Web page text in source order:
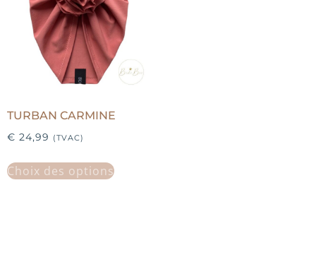
TURBAN CARMINE
€ 24,99 (TVAC)
Choix des options